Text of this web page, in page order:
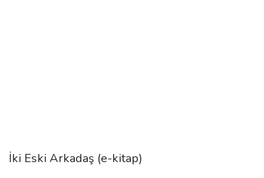
İki Eski Arkadaş (e-kitap)